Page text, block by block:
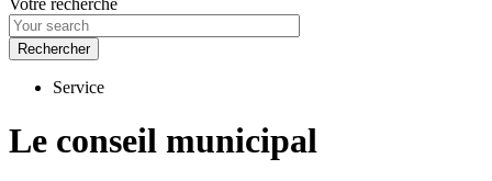
Service
Le conseil municipal